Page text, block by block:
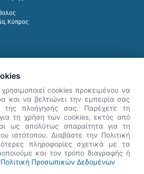
Κύπρος
👋 Καλώς ήρθες! Είμαι η Νόησις.
Πες μου πώς μπορώ να σε βοηθήσω
σήμερα.
cookies προκειμένου να
και να βελτιώνει την εμπειρία σας
της πλοήγησής σας. Παρέχετε τη
τη χρήση των cookies, εκτός από
ως απολύτως απαραίτητα για τη
ιστότοπου. Διαβάστε την Πολιτική
πληροφορίες σχετικά με τα
και τον τρόπο διαγραφής ή
Πολιτική Προσωπικών Δεδομένων